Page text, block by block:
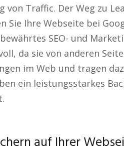
von Traffic. Der Weg zu
Sie Ihre Webseite bei
SEO- und
da sie von anderen
im Web und tragen
ein leistungsstarkes
auf Ihrer